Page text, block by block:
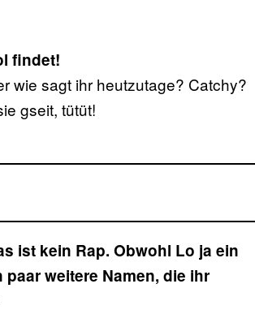
findet!
wie sagt ihr heutzutage? Catchy?
gseit, tütüt!
ist kein Rap. Obwohl Lo ja ein
weitere Namen, die ihr